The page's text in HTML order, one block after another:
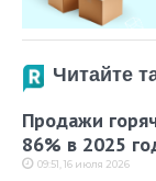
Читайте
Продажи
86% в 2025
09:51, 16 июля 2026